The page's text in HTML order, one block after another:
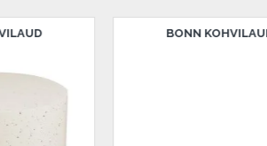
Dārzciema tänaval 91,
BONNET KOHVILAUD